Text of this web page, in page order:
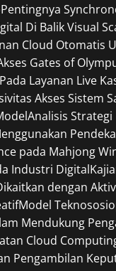
Pentingnya
Di Balik Visual
Cloud Otomatis
Gates of
Layanan Live
Akses Sistem
Analisis
pada Mahjong
Industri Digital
dengan
Model
Mendukung
Cloud
Pengambilan